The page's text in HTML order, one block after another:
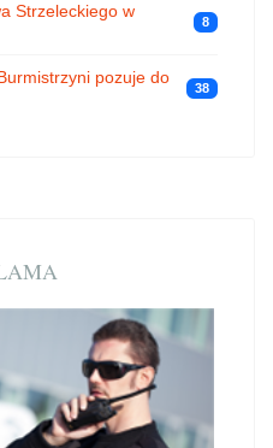
Strzeleckiego w
8
pozuje do
38